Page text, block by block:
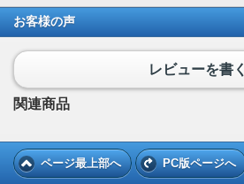
お客様の声
レビューを書く
関連商品
ページ最上部へ PC版ページへ